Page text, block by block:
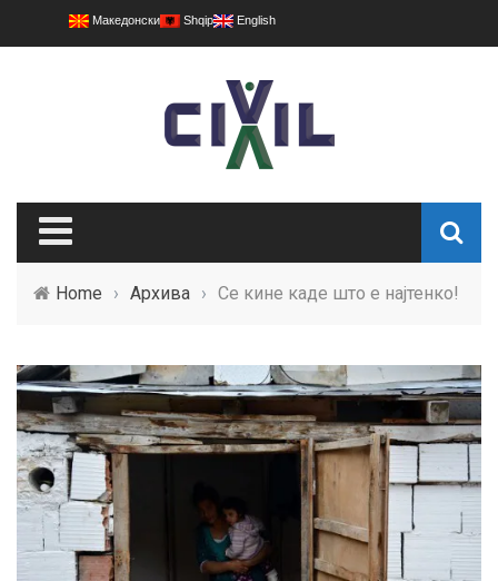
Македонски Shqip English
Home › Архива › Се кине каде што е најтенко!